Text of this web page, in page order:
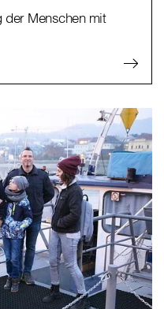
der Menschen mit